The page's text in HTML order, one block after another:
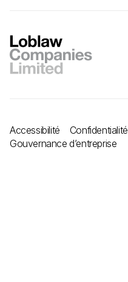
Accessibilité Confidentialité
Gouvernance d’entreprise